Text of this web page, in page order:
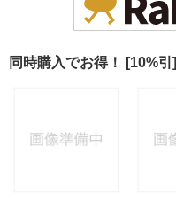
同時購入でお得！ [10%引]